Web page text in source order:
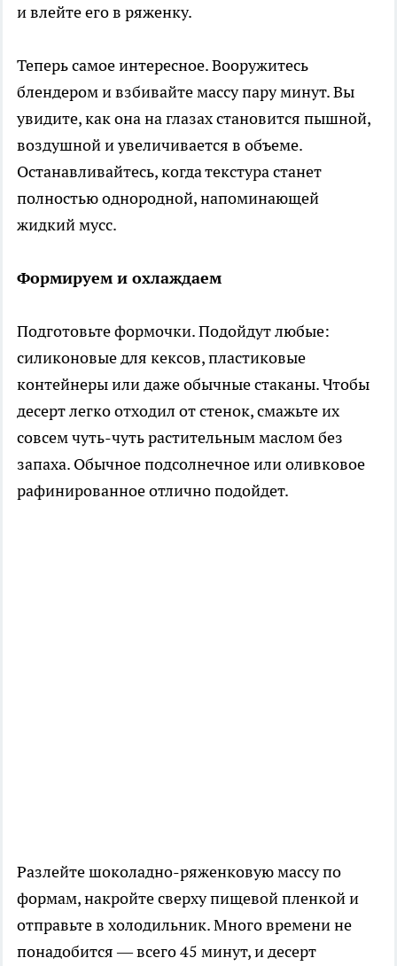
и влейте его в ряженку.
Теперь самое интересное. Вооружитесь
блендером и взбивайте массу пару минут. Вы
увидите, как она на глазах становится пышной,
воздушной и увеличивается в объеме.
Останавливайтесь, когда текстура станет
полностью однородной, напоминающей
жидкий мусс.
Формируем и охлаждаем
Подготовьте формочки. Подойдут любые:
силиконовые для кексов, пластиковые
контейнеры или даже обычные стаканы. Чтобы
десерт легко отходил от стенок, смажьте их
совсем чуть-чуть растительным маслом без
запаха. Обычное подсолнечное или оливковое
рафинированное отлично подойдет.
Разлейте шоколадно-ряженковую массу по
формам, накройте сверху пищевой пленкой и
отправьте в холодильник. Много времени не
понадобится — всего 45 минут, и десерт